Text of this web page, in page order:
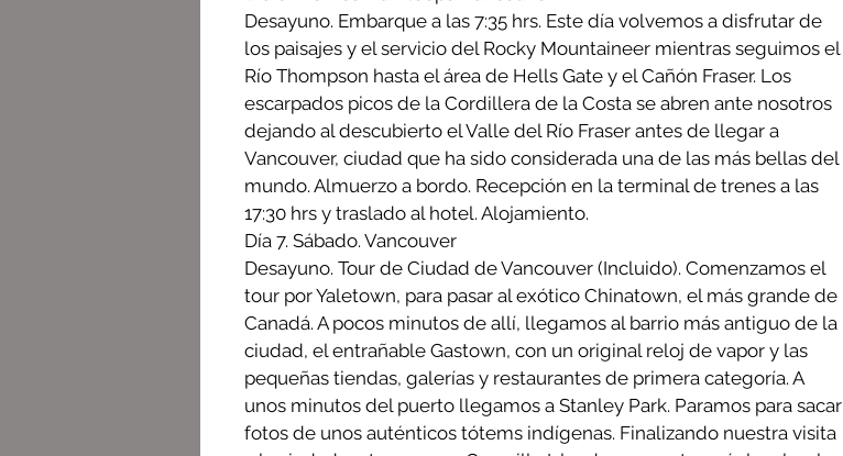
Desayuno. Embarque a las 7:35 hrs. Este día volvemos a disfrutar de
los paisajes y el servicio del Rocky Mountaineer mientras seguimos el
Río Thompson hasta el área de Hells Gate y el Cañón Fraser. Los
escarpados picos de la Cordillera de la Costa se abren ante nosotros
dejando al descubierto el Valle del Río Fraser antes de llegar a
Vancouver, ciudad que ha sido considerada una de las más bellas del
mundo. Almuerzo a bordo. Recepción en la terminal de trenes a las
17:30 hrs y traslado al hotel. Alojamiento.
Día 7. Sábado. Vancouver
Desayuno. Tour de Ciudad de Vancouver (Incluido). Comenzamos el
tour por Yaletown, para pasar al exótico Chinatown, el más grande de
Canadá. A pocos minutos de allí, llegamos al barrio más antiguo de la
ciudad, el entrañable Gastown, con un original reloj de vapor y las
pequeñas tiendas, galerías y restaurantes de primera categoría. A
unos minutos del puerto llegamos a Stanley Park. Paramos para sacar
fotos de unos auténticos tótems indígenas. Finalizando nuestra visita